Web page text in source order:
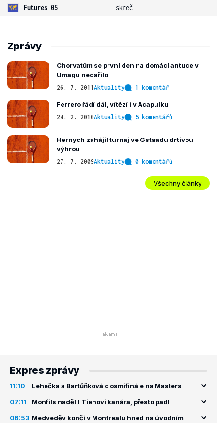
Futures 05 skreč
Zprávy
Chorvatům se první den na domácí antuce v
Umagu nedařilo
26. 7. 2011Aktuality 1 komentář
Ferrero řádí dál, vítězí i v Acapulku
24. 2. 2010Aktuality 5 komentářů
Hernych zahájil turnaj ve Gstaadu drtivou
výhrou
27. 7. 2009Aktuality 0 komentářů
Všechny články
Expres zprávy
11:10 Lehečka a Bartůňková o osmifinále na Masters
07:11 Monfils nadělil Tienovi kanára, přesto padl
06:53 Medveděv končí v Montrealu hned na úvodním